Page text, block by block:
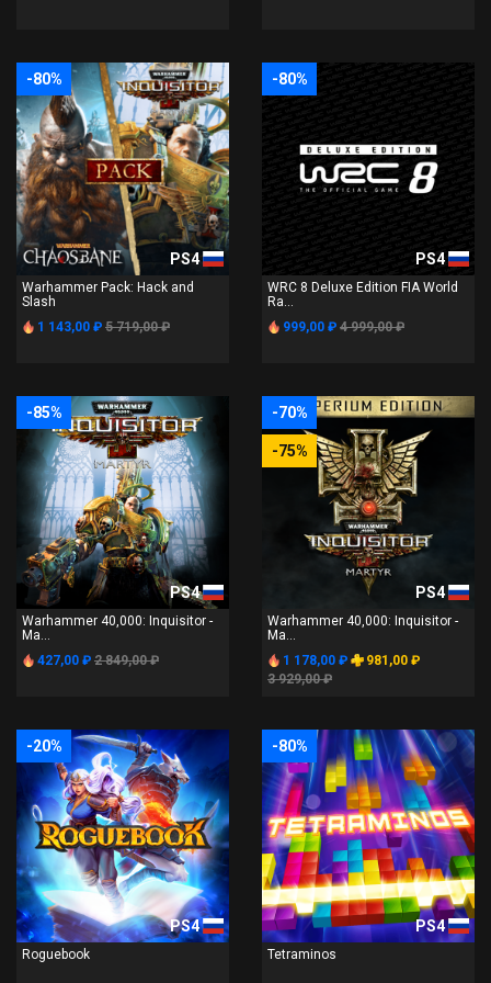
-80%
PS4
Warhammer Pack: Hack and
Slash
1 143,00 ₽ 5 719,00 ₽
-80%
PS4
WRC 8 Deluxe Edition FIA World
Ra...
999,00 ₽ 4 999,00 ₽
-85%
PS4
Warhammer 40,000: Inquisitor -
Ma...
427,00 ₽ 2 849,00 ₽
-70%
-75%
PS4
Warhammer 40,000: Inquisitor -
Ma...
1 178,00 ₽
981,00 ₽
3 929,00 ₽
-20%
PS4
Roguebook
-80%
PS4
Tetraminos